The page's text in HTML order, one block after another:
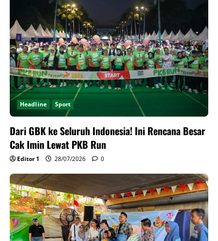
Headline Sport
Dari GBK ke Seluruh Indonesia! Ini Rencana Besar
Cak Imin Lewat PKB Run
Editor 1 28/07/2026 0